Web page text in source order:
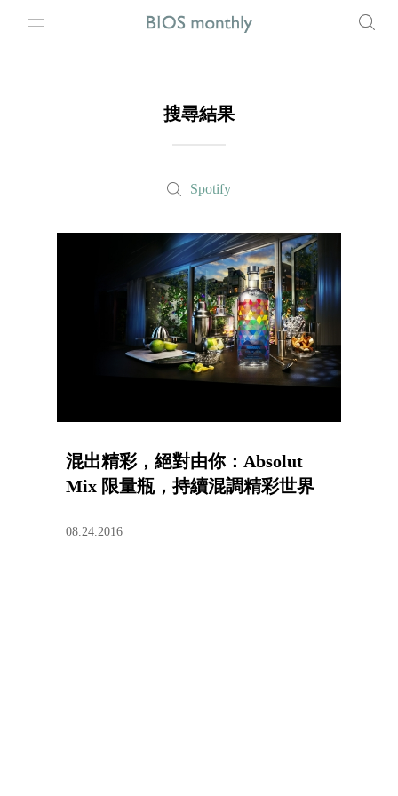
搜尋結果
Spotify
混出精彩，絕對由你：Absolut
Mix 限量瓶，持續混調精彩世界
08.24.2016